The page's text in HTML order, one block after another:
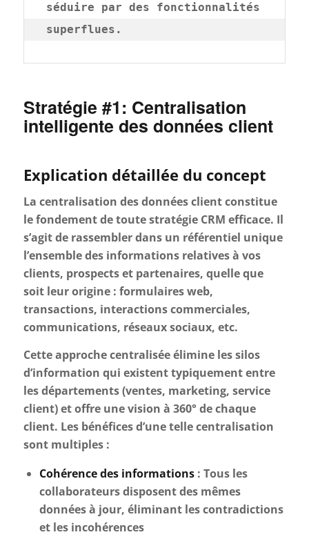
séduire par des fonctionnalités
superflues.
Stratégie #1: Centralisation
intelligente des données client
Explication détaillée du concept
La centralisation des données client constitue
le fondement de toute stratégie CRM efficace. Il
s’agit de rassembler dans un référentiel unique
l’ensemble des informations relatives à vos
clients, prospects et partenaires, quelle que
soit leur origine : formulaires web,
transactions, interactions commerciales,
communications, réseaux sociaux, etc.
Cette approche centralisée élimine les silos
d’information qui existent typiquement entre
les départements (ventes, marketing, service
client) et offre une vision à 360° de chaque
client. Les bénéfices d’une telle centralisation
sont multiples :
Cohérence des informations: Tous les
collaborateurs disposent des mêmes
données à jour, éliminant les contradictions
et les incohérences